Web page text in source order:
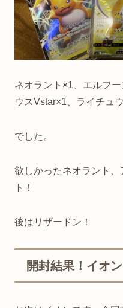
ネオラント×1、エルフ
ウスVstar×1、ライチュ
でした。
欲しかったネオラント
ト！
後はリザードン！
開封結果！イオン